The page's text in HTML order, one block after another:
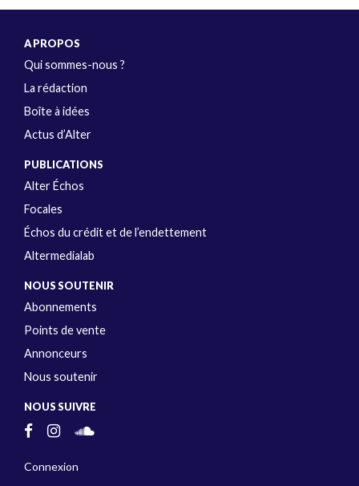
A PROPOS
Qui sommes-nous ?
La rédaction
Boîte à idées
Actus d’Alter
PUBLICATIONS
Alter Échos
Focales
Échos du crédit et de l’endettement
Altermedialab
NOUS SOUTENIR
Abonnements
Points de vente
Annonceurs
Nous soutenir
NOUS SUIVRE
Connexion